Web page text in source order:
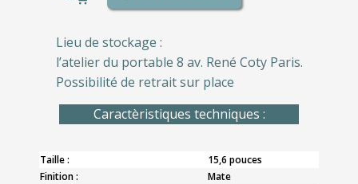
Lieu de stockage :
l’atelier du portable 8 av. René Coty Paris.
Possibilité de retrait sur place
Caractèristiques techniques :
Taille :
15,6 pouces
Finition :
Mate